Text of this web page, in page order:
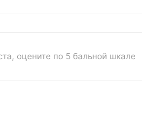
оцените по 5 бальной шкале